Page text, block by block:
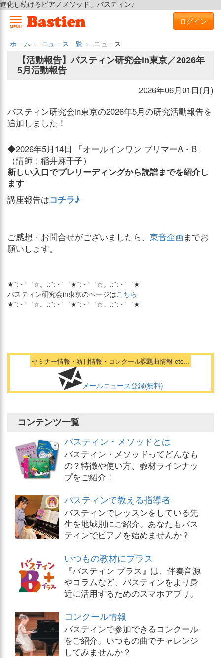
進化し続けるピアノメソッド、バスティン♪
MENU
ログイン
ホーム ニュース一覧
ニュース
【活動報告】バスティン研究会in東京／2026年
5月活動報告
2026年06月01日(月)
バスティン研究会in東京の2026年5月の研究活動報告を
追加しました！
◆2026年5月14日 「オールインワン プリマーA・B」
（講師：稲井麻千子）
新しい入口でプレリーディングから読譜までを紹介し
ます
講座報告はコチラ♪
ご感想・お問合せがございましたら、 東音企画までお
願いします。
★*:・'゜☆。.:*:・'゜★*:・'゜☆。.:*:・'゜★
バスティン研究会in東京のページはこちら
★*:・'゜☆。.:*:・'゜★*:・'゜☆。.:*:・'゜★
セミナー情報・新刊情報・コンクール課題曲情報 etc...
メールニュース登録(無料)
コンテンツ一覧
バスティン・メソッドとは
バスティン・メソッドってどんなも
の？特徴や使い方、教材ラインナッ
プをご紹介！
バスティンで教える指導者
バスティンでレッスンをしている先
生を地域別にご紹介。あなたもバス
ティンでピアノを始めませんか？
いつもの教材にプラス
『バスティン プラス』は、伴奏音源
やコラムなど、バスティンをより身
近に活用するためのスマホアプリ。
コンクール情報
バスティンで参加できるコンクール
をご紹介。いつもの曲でチャレンジ
してみませんか？